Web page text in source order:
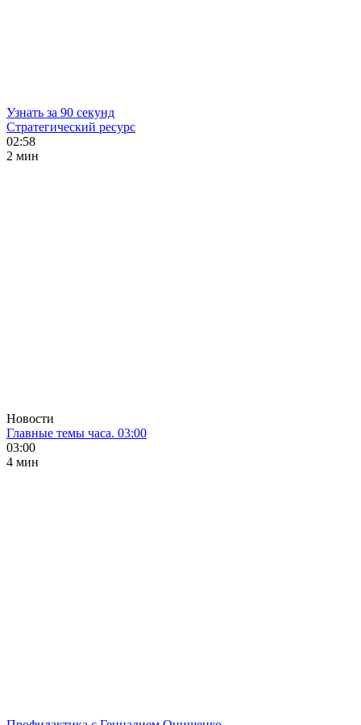
Узнать за 90 секунд
Стратегический ресурс
02:58
2 мин
Новости
Главные темы часа. 03:00
03:00
4 мин